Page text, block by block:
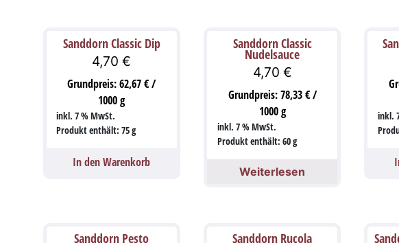
Sanddorn Classic Dip
4,70€
Grundpreis:62,67€/
1000g
inkl. 7 % MwSt.
Produkt enthält: 75g
In den Warenkorb
Sanddorn Classic
Nudelsauce
4,70 €
Grundpreis:78,33€/
1000 g
inkl. 7 % MwSt.
Produkt enthält: 60g
Weiterlesen
inkl.
Sanddorn Pesto Sanddorn Rucola